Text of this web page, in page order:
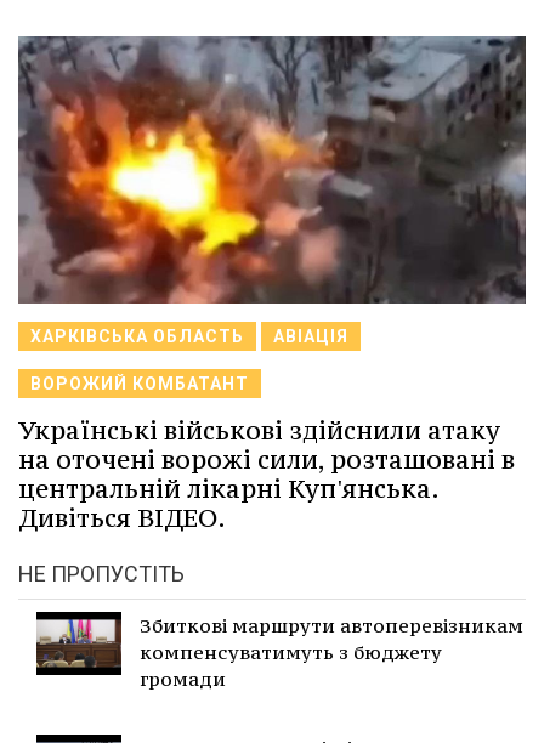
ХАРКІВСЬКА ОБЛАСТЬ АВІАЦІЯ
ВОРОЖИЙ КОМБАТАНТ
Українські військові здійснили атаку
на оточені ворожі сили, розташовані в
центральній лікарні Куп'янська.
Дивіться ВІДЕО.
НЕ ПРОПУСТІТЬ
Збиткові маршрути автоперевізникам
компенсуватимуть з бюджету
громади